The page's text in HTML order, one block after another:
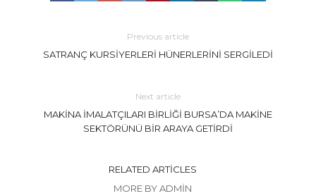
Previous article
SATRANÇ KURSİYERLERİ HÜNERLERİNİ SERGİLEDİ
Next article
MAKİNA İMALATÇILARI BİRLİĞİ BURSA’DA MAKİNE
SEKTÖRÜNÜ BİR ARAYA GETİRDİ
RELATED ARTICLES
MORE BY ADMIN